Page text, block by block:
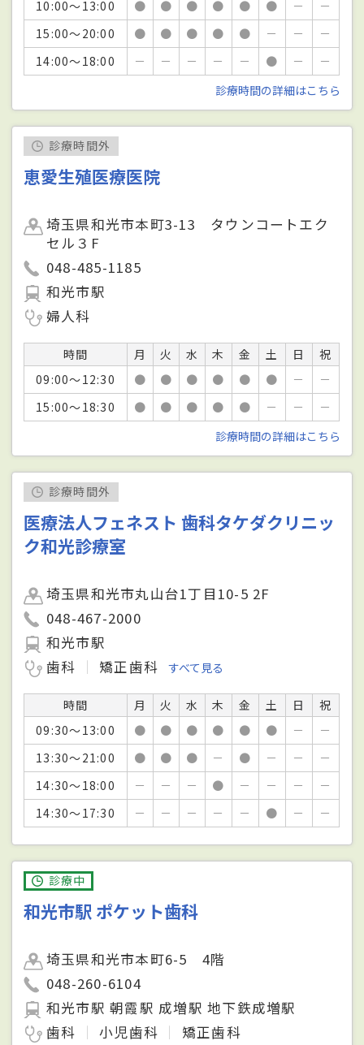
10:00～13:00
● ● ● ● ● ● －
－
15:00～20:00
● ● ● ● ● － －
－
14:00～18:00
－ － － － － ● －
－
診療時間の詳細はこちら
診療時間外
恵愛生殖医療医院
埼玉県和光市本町3-13 タウンコートエク
セル３F
048-485-1185
和光市駅
婦人科
時間 月 火 水 木 金 土 日
祝
09:00～12:30
● ● ● ● ● ● －
－
15:00～18:30
● ● ● ● ● － －
－
診療時間の詳細はこちら
診療時間外
医療法人フェネスト 歯科タケダクリニッ
ク和光診療室
埼玉県和光市丸山台1丁目10-5 2F
048-467-2000
和光市駅
歯科
矯正歯科 すべて見る
時間 月 火 水 木 金 土 日
祝
09:30～13:00
● ● ● ● ● ● －
－
13:30～21:00
● ● ● － ● － －
－
14:30～18:00
－ － － ● － － －
－
14:30～17:30
－ － － － － ● － －
診療中
和光市駅 ポケット歯科
埼玉県和光市本町6-5 4階
048-260-6104
和光市駅 朝霞駅 成増駅 地下鉄成増駅
歯科
小児歯科 矯正歯科